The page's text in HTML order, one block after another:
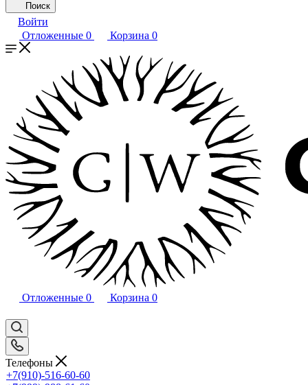
Поиск
Войти
Отложенные 0 Корзина 0
Отложенные 0 Корзина 0
Телефоны
+7(910)-516-60-60